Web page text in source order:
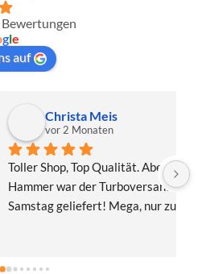
gle
auf
Aber der absolute
Freitag bestellt,
nur zu empfehlen👍